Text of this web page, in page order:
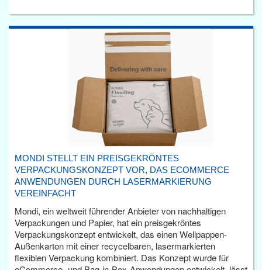
MONDI STELLT EIN PREISGEKRÖNTES
VERPACKUNGSKONZEPT VOR, DAS ECOMMERCE
ANWENDUNGEN DURCH LASERMARKIERUNG
VEREINFACHT
Mondi, ein weltweit führender Anbieter von nachhaltigen
Verpackungen und Papier, hat ein preisgekröntes
Verpackungskonzept entwickelt, das einen Wellpappen-
Außenkarton mit einer recycelbaren, lasermarkierten
flexiblen Verpackung kombiniert. Das Konzept wurde für